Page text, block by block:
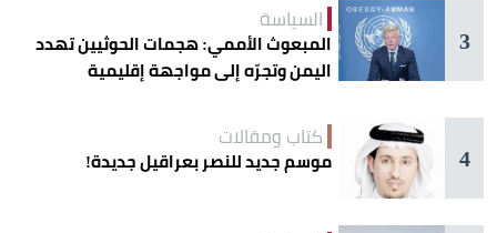
3
السياسة
المبعوث الأممي: هجمات الحوثيين تهدد
اليمن وتجرّه إلى مواجهة إقليمية
4
كتاب ومقالات
موسم جديد للنصر بعراقيل جديدة!